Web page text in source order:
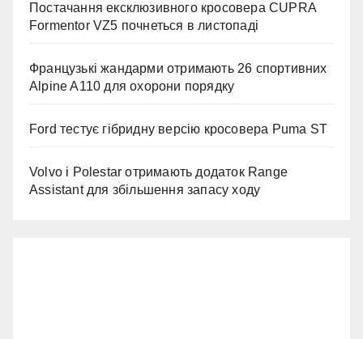
Постачання ексклюзивного кросовера CUPRA
Formentor VZ5 почнеться в листопаді
Французькі жандарми отримають 26 спортивних
Alpine A110 для охорони порядку
Ford тестує гібридну версію кросовера Puma ST
Volvo і Polestar отримають додаток Range
Assistant для збільшення запасу ходу